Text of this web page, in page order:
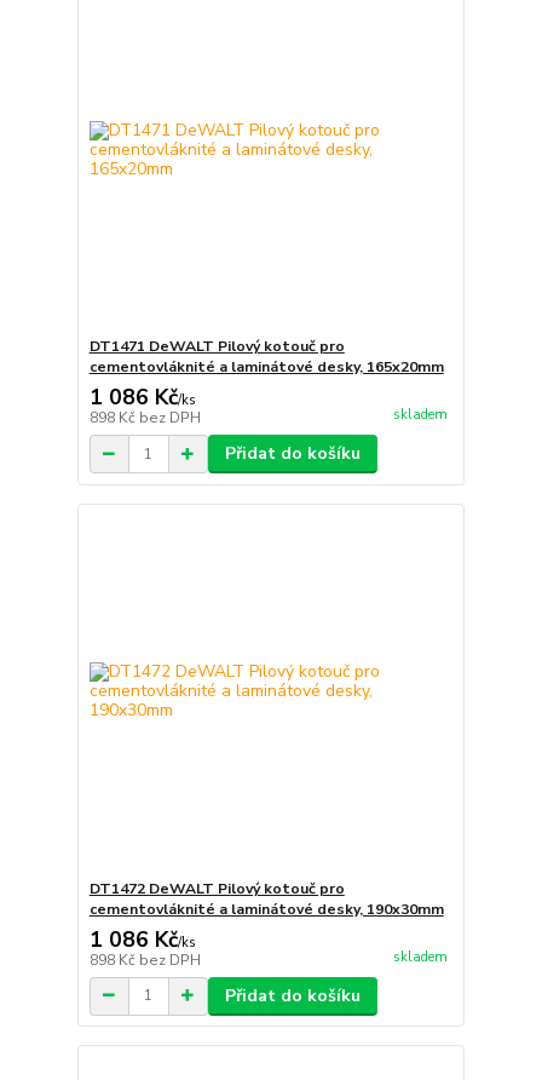
DT1471 DeWALT Pilový kotouč pro
cementovláknité a laminátové desky, 165x20mm
1 086 Kč/ks
898 Kč bez DPH skladem
Přidat do košíku
DT1472 DeWALT Pilový kotouč pro
cementovláknité a laminátové desky, 190x30mm
1 086 Kč/ks
898 Kč bez DPH skladem
Přidat do košíku